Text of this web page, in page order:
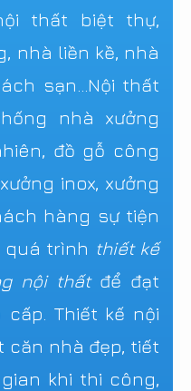
thất biệt thự,
nhà liền kề, nhà
sạn...Nội thất
nhà xưởng
đồ gỗ công
inox, xưởng
hàng sự tiện
quá trình thiết kế
nội thấtđể đạt
Thiết kế nội
căn nhà đẹp, tiết
khi thi công,